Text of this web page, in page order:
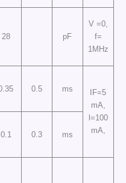
28 pF
V =0,
f=
1MHz
0.5 ms
IF=5
mA,
l=100
mA,
0.1 0.3 ms